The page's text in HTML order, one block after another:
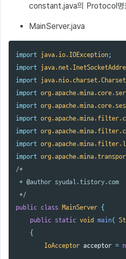
constant.java의 Protocol명
MainServer.java
import java.io.IOException;
import
import java.nio.charset.Charset
import
import
import
import
import
import
/*
* @author syudal.tistory.com
*/
public class MainServer {
public static void main(
{
IoAcceptor acceptor =